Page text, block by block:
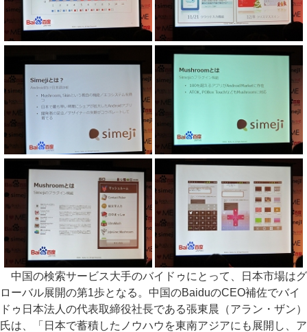
中国の検索サービス大手のバイドゥにとって、日本市場はグ
ローバル展開の第1歩となる。中国のBaiduのCEO補佐でバイ
ドゥ日本法人の代表取締役社長である張東晨（アラン・ザン）
氏は、「日本で蓄積したノウハウを東南アジアにも展開し、ア